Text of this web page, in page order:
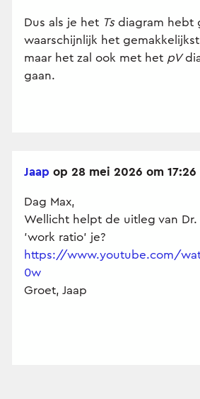
Dus als je het Tsdiagram hebt
waarschijnlijk het
maar het zal ook met het pV
gaan.
Jaap op 28 mei 2026 om 17:26
Dag Max,
Wellicht helpt de uitleg van Dr.
'work ratio' je?
https://www.youtube.com/
0w
Groet, Jaap